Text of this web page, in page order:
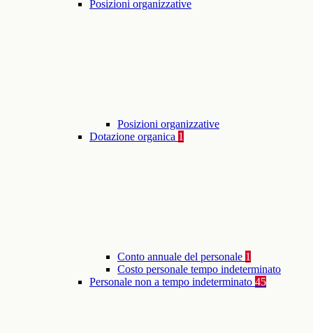
Posizioni organizzative
Posizioni organizzative
Dotazione organica 1
Conto annuale del personale 1
Costo personale tempo indeterminato
Personale non a tempo indeterminato 45